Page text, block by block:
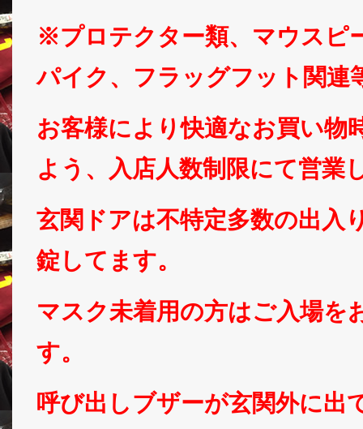
※プロテクター類、マウスピ
パイク、フラッグフット関連
お客様により快適なお買い物
よう、入店人数制限にて営業
玄関ドアは不特定多数の出入
錠してます。
マスク未着用の方はご入場を
す。
呼び出しブザーが玄関外に出